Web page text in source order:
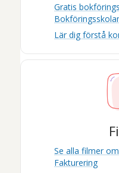
Gratis
Lär dig förstå
Se alla filmer om
Fakturering